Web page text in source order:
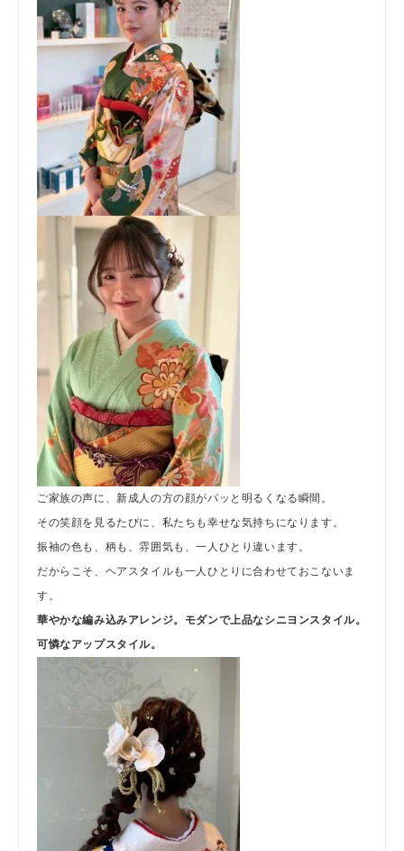
ご家族の声に、新成人の方の顔がパッと明るくなる瞬間。
その笑顔を見るたびに、私たちも幸せな気持ちになります。
振袖の色も、柄も、雰囲気も、一人ひとり違います。
だからこそ、ヘアスタイルも一人ひとりに合わせておこないま
す。
華やかな編み込みアレンジ。 モダンで上品なシニヨンスタイル。
可憐なアップスタイル。